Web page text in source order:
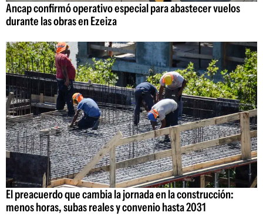
Ancap confirmó operativo especial para abastecer vuelos
durante las obras en Ezeiza
El preacuerdo que cambia la jornada en la construcción:
menos horas, subas reales y convenio hasta 2031